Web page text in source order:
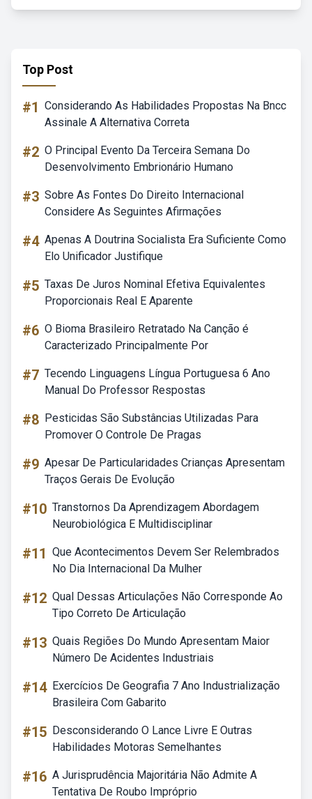
Top Post
#1 Considerando As Habilidades Propostas Na Bncc
Assinale A Alternativa Correta
#2 O Principal Evento Da Terceira Semana Do
Desenvolvimento Embrionário Humano
#3 Sobre As Fontes Do Direito Internacional
Considere As Seguintes Afirmações
#4 Apenas A Doutrina Socialista Era Suficiente Como
Elo Unificador Justifique
#5 Taxas De Juros Nominal Efetiva Equivalentes
Proporcionais Real E Aparente
#6 O Bioma Brasileiro Retratado Na Canção é
Caracterizado Principalmente Por
#7 Tecendo Linguagens Língua Portuguesa 6 Ano
Manual Do Professor Respostas
#8 Pesticidas São Substâncias Utilizadas Para
Promover O Controle De Pragas
#9 Apesar De Particularidades Crianças Apresentam
Traços Gerais De Evolução
#10 Transtornos Da Aprendizagem Abordagem
Neurobiológica E Multidisciplinar
#11 Que Acontecimentos Devem Ser Relembrados
No Dia Internacional Da Mulher
#12 Qual Dessas Articulações Não Corresponde Ao
Tipo Correto De Articulação
#13 Quais Regiões Do Mundo Apresentam Maior
Número De Acidentes Industriais
#14 Exercícios De Geografia 7 Ano Industrialização
Brasileira Com Gabarito
#15 Desconsiderando O Lance Livre E Outras
Habilidades Motoras Semelhantes
#16 A Jurisprudência Majoritária Não Admite A
Tentativa De Roubo Impróprio